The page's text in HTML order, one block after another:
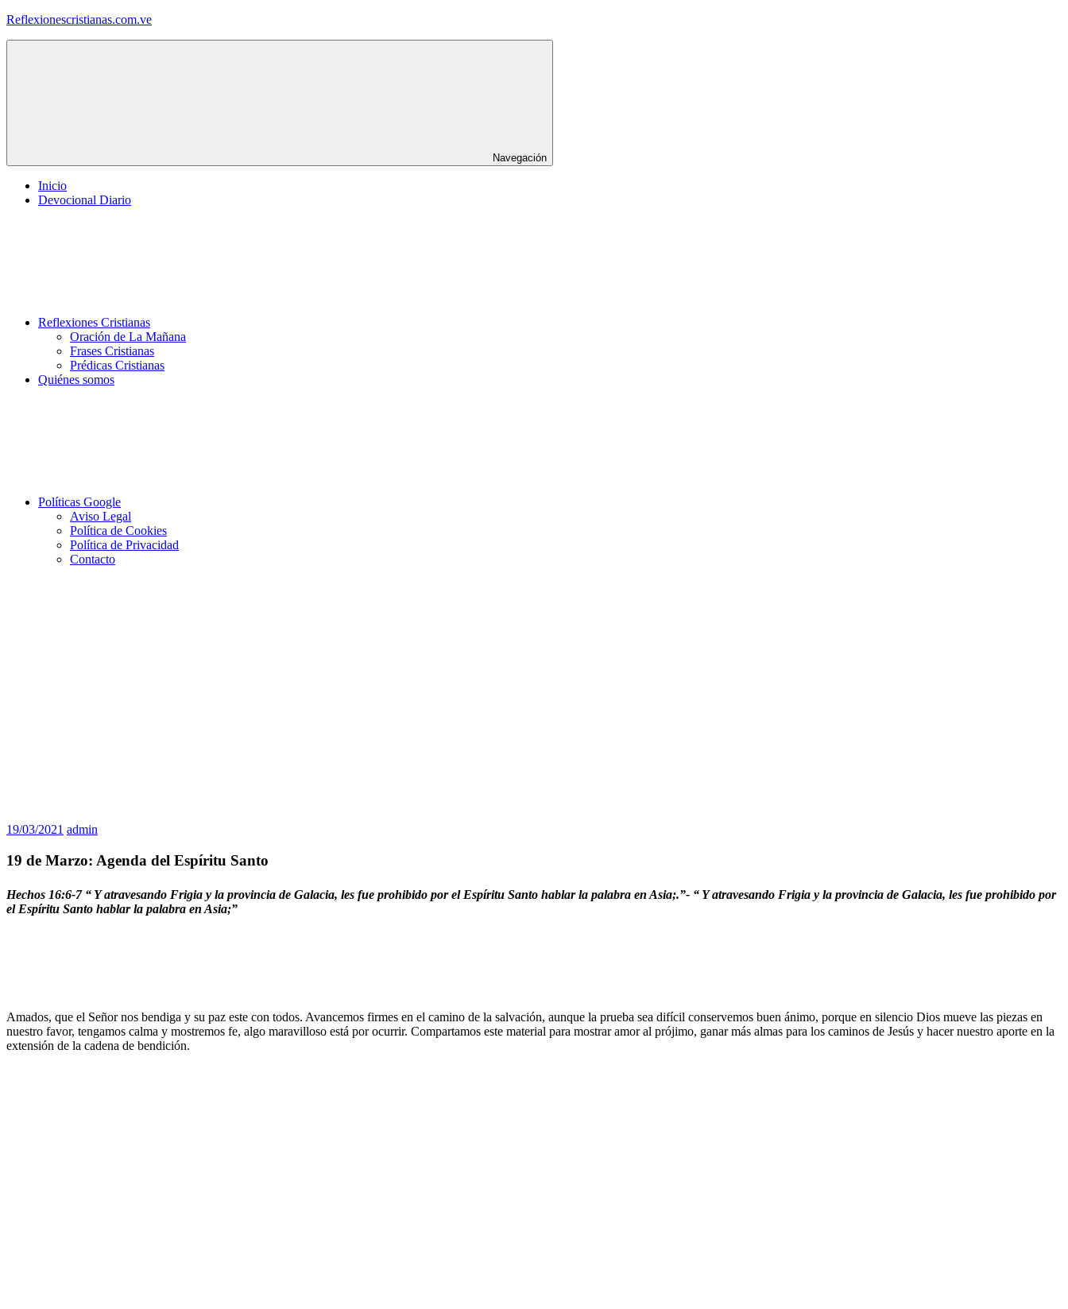
Saltar
Reflexionescristianas.com.ve
Navegación
Inicio
Devocional Diario
Reflexiones Cristianas
Oración de La Mañana
Frases Cristianas
Prédicas Cristianas
Quiénes somos
Políticas Google
Aviso Legal
Política de Cookies
Política de Privacidad
Contacto
19/03/2021 admin
19 de Marzo: Agenda del Espíritu Santo
Hechos 16:6-7 “ Y atravesando Frigia y la provincia de Galacia, les fue prohibido por el Espíritu Santo hablar la palabra en Asia;.”- “ Y atravesando Frigia y la provincia de Galacia, les fue prohibido por
el Espíritu Santo hablar la palabra en Asia;”
Amados, que el Señor nos bendiga y su paz este con todos. Avancemos firmes en el camino de la salvación, aunque la prueba sea difícil conservemos buen ánimo, porque en silencio Dios mueve las piezas en
nuestro favor, tengamos calma y mostremos fe, algo maravilloso está por ocurrir. Compartamos este material para mostrar amor al prójimo, ganar más almas para los caminos de Jesús y hacer nuestro aporte en la
extensión de la cadena de bendición.